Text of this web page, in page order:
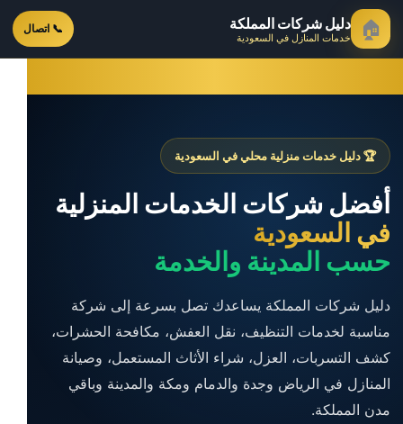
🏠 دليل شركات المملكة
خدمات المنازل في السعودية 📞 اتصال
🏆 دليل خدمات منزلية محلي في السعودية
أفضل شركات الخدمات المنزلية
في السعودية
حسب المدينة والخدمة
دليل شركات المملكة يساعدك تصل بسرعة إلى شركة
مناسبة لخدمات التنظيف، نقل العفش، مكافحة الحشرات،
كشف التسربات، العزل، شراء الأثاث المستعمل، وصيانة
المنازل في الرياض وجدة والدمام ومكة والمدينة وباقي
مدن المملكة.